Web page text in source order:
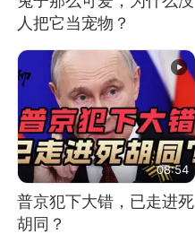
人把它当宠物？
08:54
普京犯下大错，已走进死
胡同？